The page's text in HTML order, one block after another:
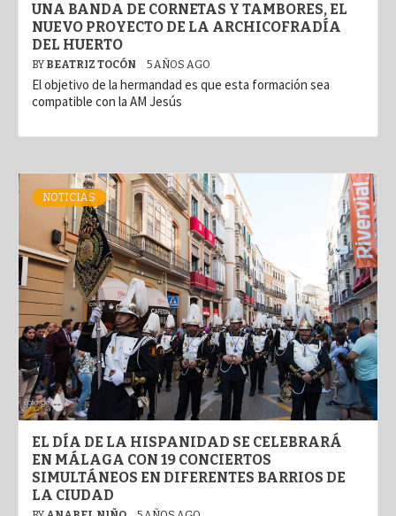
UNA BANDA DE CORNETAS Y TAMBORES, EL
NUEVO PROYECTO DE LA ARCHICOFRADÍA
DEL HUERTO
BY BEATRIZ TOCÓN 5 AÑOS AGO
El objetivo de la hermandad es que esta formación sea
compatible con la AM Jesús
NOTICIAS
EL DÍA DE LA HISPANIDAD SE CELEBRARÁ
EN MÁLAGA CON 19 CONCIERTOS
SIMULTÁNEOS EN DIFERENTES BARRIOS DE
LA CIUDAD